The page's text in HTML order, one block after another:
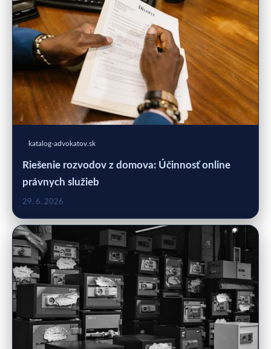
katalog-advokatov.sk
Riešenie rozvodov z domova: Účinnosť online
právnych služieb
29. 6. 2026